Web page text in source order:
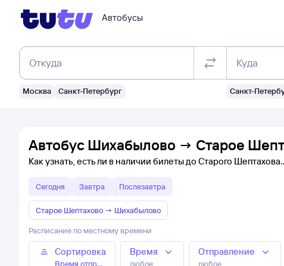
Автобусы
Откуда
Москва Санкт-Петербург
Куда
Санкт-
Автобус Шихабылово → Старое
Как узнать, есть ли в наличии билеты до Старого Шептахова
Сегодня Завтра Послезавтра
Старое Шептахово → Шихабылово
Расписание по местному времени
Сортировка
Время отправления
Время
любое
Отправление
любое